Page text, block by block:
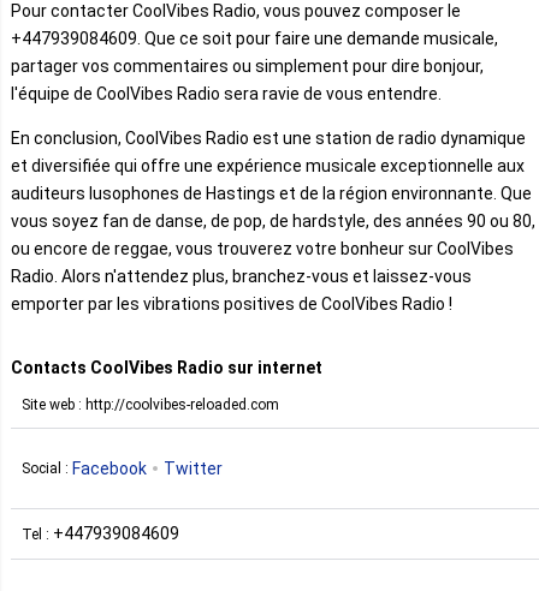
Pour contacter CoolVibes Radio, vous pouvez composer le
+447939084609. Que ce soit pour faire une demande musicale,
partager vos commentaires ou simplement pour dire bonjour,
l'équipe de CoolVibes Radio sera ravie de vous entendre.
En conclusion, CoolVibes Radio est une station de radio dynamique
et diversifiée qui offre une expérience musicale exceptionnelle aux
auditeurs lusophones de Hastings et de la région environnante. Que
vous soyez fan de danse, de pop, de hardstyle, des années 90 ou 80,
ou encore de reggae, vous trouverez votre bonheur sur CoolVibes
Radio. Alors n'attendez plus, branchez-vous et laissez-vous
emporter par les vibrations positives de CoolVibes Radio !
Contacts CoolVibes Radio sur internet
Site web : http://coolvibes-reloaded.com
Social : Facebook Twitter
Tel : +447939084609